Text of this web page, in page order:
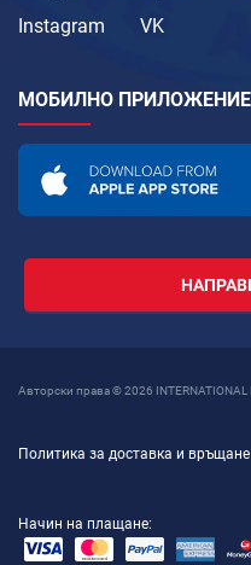
Instagram
VK
МОБИЛНО ПРИЛОЖЕНИЕ
Авторски права © 2026 INTERNATIONAL
Политика за доставка и връщане
Начин на плащане: